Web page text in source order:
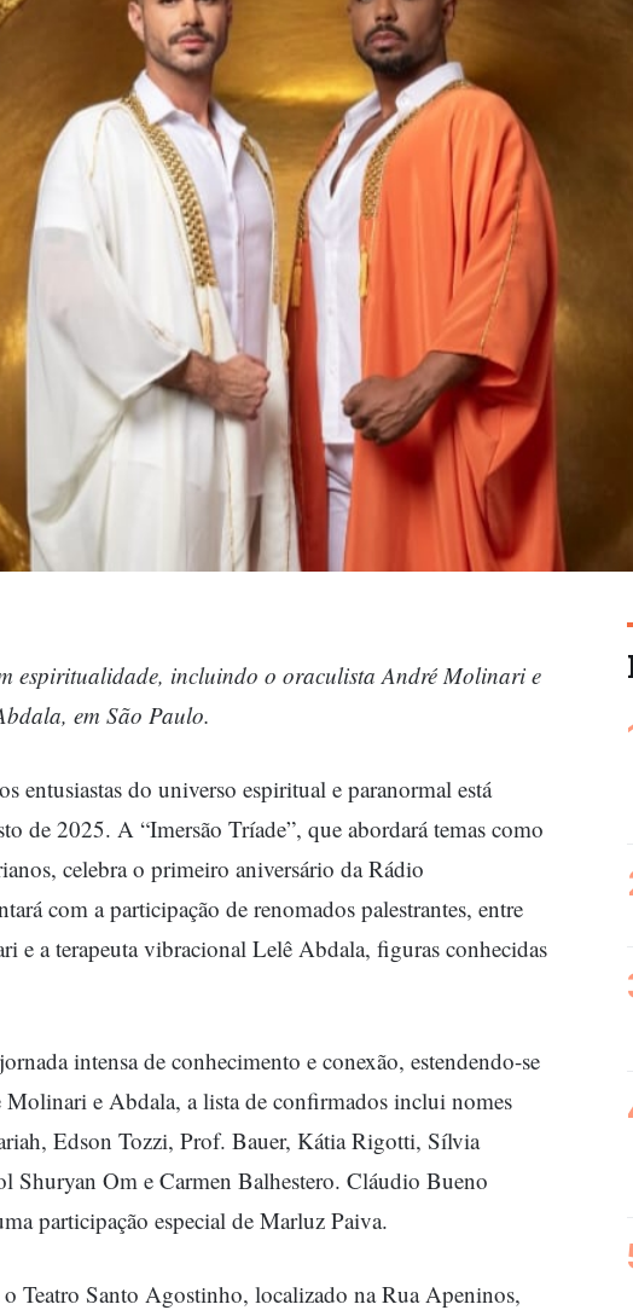
espiritualidade, incluindo o oraculista André Molinari e
em São Paulo.
entusiastas do universo espiritual e paranormal está
de 2025. A “Imersão Tríade”, que abordará temas como
celebra o primeiro aniversário da Rádio
com a participação de renomados palestrantes, entre
e a terapeuta vibracional Lelê Abdala, figuras conhecidas
intensa de conhecimento e conexão, estendendo-se
e Abdala, a lista de confirmados inclui nomes
Edson Tozzi, Prof. Bauer, Kátia Rigotti, Sílvia
Shuryan Om e Carmen Balhestero. Cláudio Bueno
participação especial de Marluz Paiva.
o Teatro Santo Agostinho, localizado na Rua Apeninos,